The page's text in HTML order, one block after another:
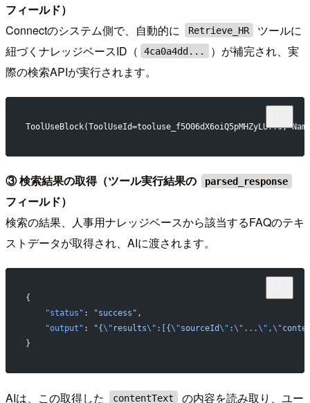
フィールド）
Connectのシステム側で、自動的に
Retrieve_HR
ツールに
紐づくナレッジベースID（
4ca0a4dd...
）が補完され、実
際の検索APIが実行されます。
③ 検索結果の取得（ツール実行結果の parsed_response
フィールド）
検索の結果、人事用ナレッジベースから該当するFAQのテキ
ストデータが取得され、AIに渡されます。
{
    "status"
: "success" ,
    "output"
: "{\" results\" :[{\"sourceId\" :\" ...\" ,\"
}
AIは、この取得した contentText
の内容を読み取り、ユー